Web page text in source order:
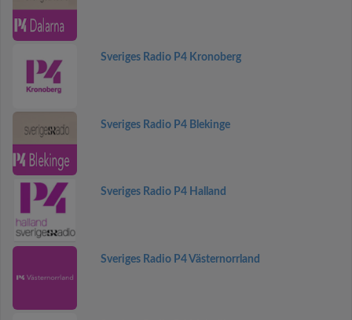
Sveriges Radio P4 Kronoberg
Sveriges Radio P4 Blekinge
Sveriges Radio P4 Halland
Sveriges Radio P4 Västernorrland